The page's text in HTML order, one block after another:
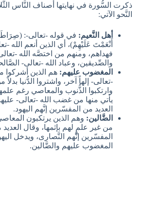
ذكرت السُّورة في نهايتها أصناف النَّاس
النَّحو الآتي:
أهل النَّعيم: في قوله -تعالى-: (صِرَاطَ
أَنْعَمْتَ عَلَيْهِمْ)، أي الذين أنعم الله -
فهداهم، ومنهم من اختصَّه الله -
والصِّديقين، وعباد الله -تعالى-
المغضوب عليهم: هم الذين أشركوا
-تعالى- إلهاً آخر، واشتروا الدُّنيا بدلاً
وارتكبوا الذُّنوب والمعاصي رغم
يأتي منها من غضب الله -تعالى-
العديد من المفسّرين إنَّهم اليهود.
الضَّالين: وهم الذين يرتكبون
من غير علمٍ لهم بإثمها، وقال
المفسّرين إنَّهم النَّصارى، ويدخل
المغضوب عليهم والضَّالين.